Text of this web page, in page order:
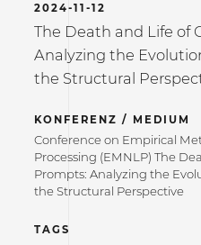
2024-11-12
The Death and Life of
Analyzing the
the Structural
KONFERENZ / MEDIUM
Conference on Empirical
Processing (EMNLP) The
Prompts: Analyzing the
the Structural Perspective
TAGS